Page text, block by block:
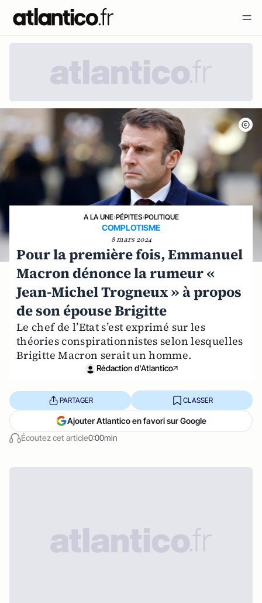
A LA UNE›PÉPITES›POLITIQUE
COMPLOTISME
8 mars 2024
Pour la première fois, Emmanuel
Macron dénonce la rumeur «
Jean-Michel Trogneux » à propos
de son épouse Brigitte
Le chef de l’Etat s’est exprimé sur les
théories conspirationnistes selon lesquelles
Brigitte Macron serait un homme.
Rédaction d'Atlantico
Écoutez cet article0:00min
PARTAGER CLASSER
Ajouter Atlantico en favori sur Google